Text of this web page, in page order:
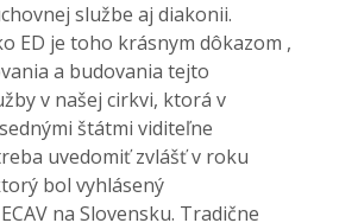
službe aj diakonii.
ED je toho krásnym dôkazom ,
a budovania tejto
v našej cirkvi, ktorá v
štátmi viditeľne
uvedomiť zvlášť v roku
bol vyhlásený
na Slovensku. Tradične